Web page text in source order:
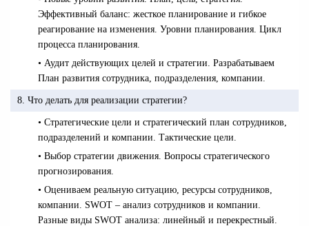
Эффективный баланс: жесткое планирование и гибкое
реагирование на изменения. Уровни планирования. Цикл
процесса планирования.
• Аудит действующих целей и стратегии. Разрабатываем
План развития сотрудника, подразделения, компании.
8. Что делать для реализации стратегии?
• Стратегические цели и стратегический план сотрудников,
подразделений и компании. Тактические цели.
• Выбор стратегии движения. Вопросы стратегического
прогнозирования.
• Оцениваем реальную ситуацию, ресурсы сотрудников,
компании. SWOT – анализ сотрудников и компании.
Разные виды SWOT анализа: линейный и перекрестный.